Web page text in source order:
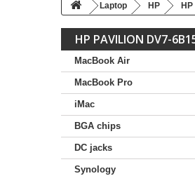
Laptop HP
HP PAVILION DV7-
MacBook Air
MacBook Pro
iMac
BGA chips
DC jacks
Synology